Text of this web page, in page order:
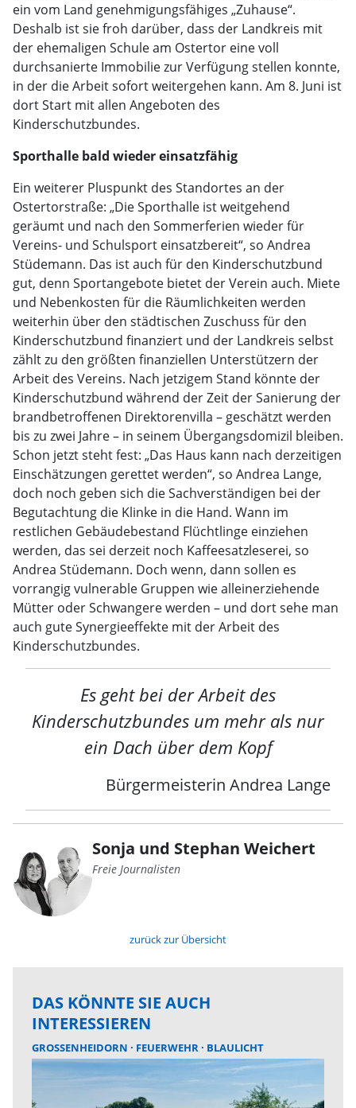
ein vom Land genehmigungsfähiges „Zuhause“.
Deshalb ist sie froh darüber, dass der Landkreis mit
der ehemaligen Schule am Ostertor eine voll
durchsanierte Immobilie zur Verfügung stellen konnte,
in der die Arbeit sofort weitergehen kann. Am 8. Juni ist
dort Start mit allen Angeboten des
Kinderschutzbundes.
Sporthalle bald wieder einsatzfähig
Ein weiterer Pluspunkt des Standortes an der
Ostertorstraße: „Die Sporthalle ist weitgehend
geräumt und nach den Sommerferien wieder für
Vereins- und Schulsport einsatzbereit“, so Andrea
Stüdemann. Das ist auch für den Kinderschutzbund
gut, denn Sportangebote bietet der Verein auch. Miete
und Nebenkosten für die Räumlichkeiten werden
weiterhin über den städtischen Zuschuss für den
Kinderschutzbund finanziert und der Landkreis selbst
zählt zu den größten finanziellen Unterstützern der
Arbeit des Vereins. Nach jetzigem Stand könnte der
Kinderschutzbund während der Zeit der Sanierung der
brandbetroffenen Direktorenvilla – geschätzt werden
bis zu zwei Jahre – in seinem Übergangsdomizil bleiben.
Schon jetzt steht fest: „Das Haus kann nach derzeitigen
Einschätzungen gerettet werden“, so Andrea Lange,
doch noch geben sich die Sachverständigen bei der
Begutachtung die Klinke in die Hand. Wann im
restlichen Gebäudebestand Flüchtlinge einziehen
werden, das sei derzeit noch Kaffeesatzleserei, so
Andrea Stüdemann. Doch wenn, dann sollen es
vorrangig vulnerable Gruppen wie alleinerziehende
Mütter oder Schwangere werden – und dort sehe man
auch gute Synergieeffekte mit der Arbeit des
Kinderschutzbundes.
Es geht bei der Arbeit des
Kinderschutzbundes um mehr als nur
ein Dach über dem Kopf
Bürgermeisterin Andrea Lange
Sonja und Stephan Weichert
Freie Journalisten
zurück zur Übersicht
DAS KÖNNTE SIE AUCH
INTERESSIEREN
GROSSENHEIDORN FEUERWEHR BLAULICHT